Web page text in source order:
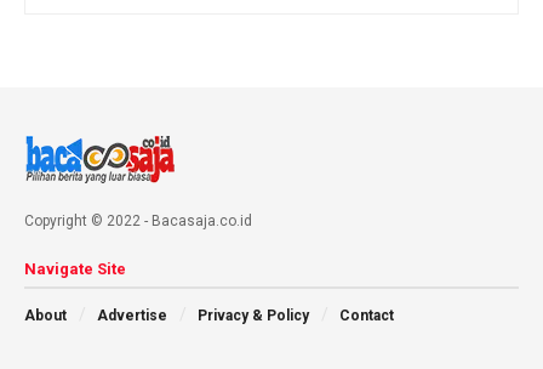
Copyright © 2022 - Bacasaja.co.id
Navigate Site
About Advertise Privacy & Policy Contact